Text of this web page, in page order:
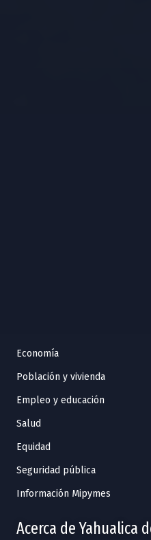
Economía
Población y vivienda
Empleo y educación
Salud
Equidad
Seguridad pública
Información Mipymes
Acerca de Yahualica